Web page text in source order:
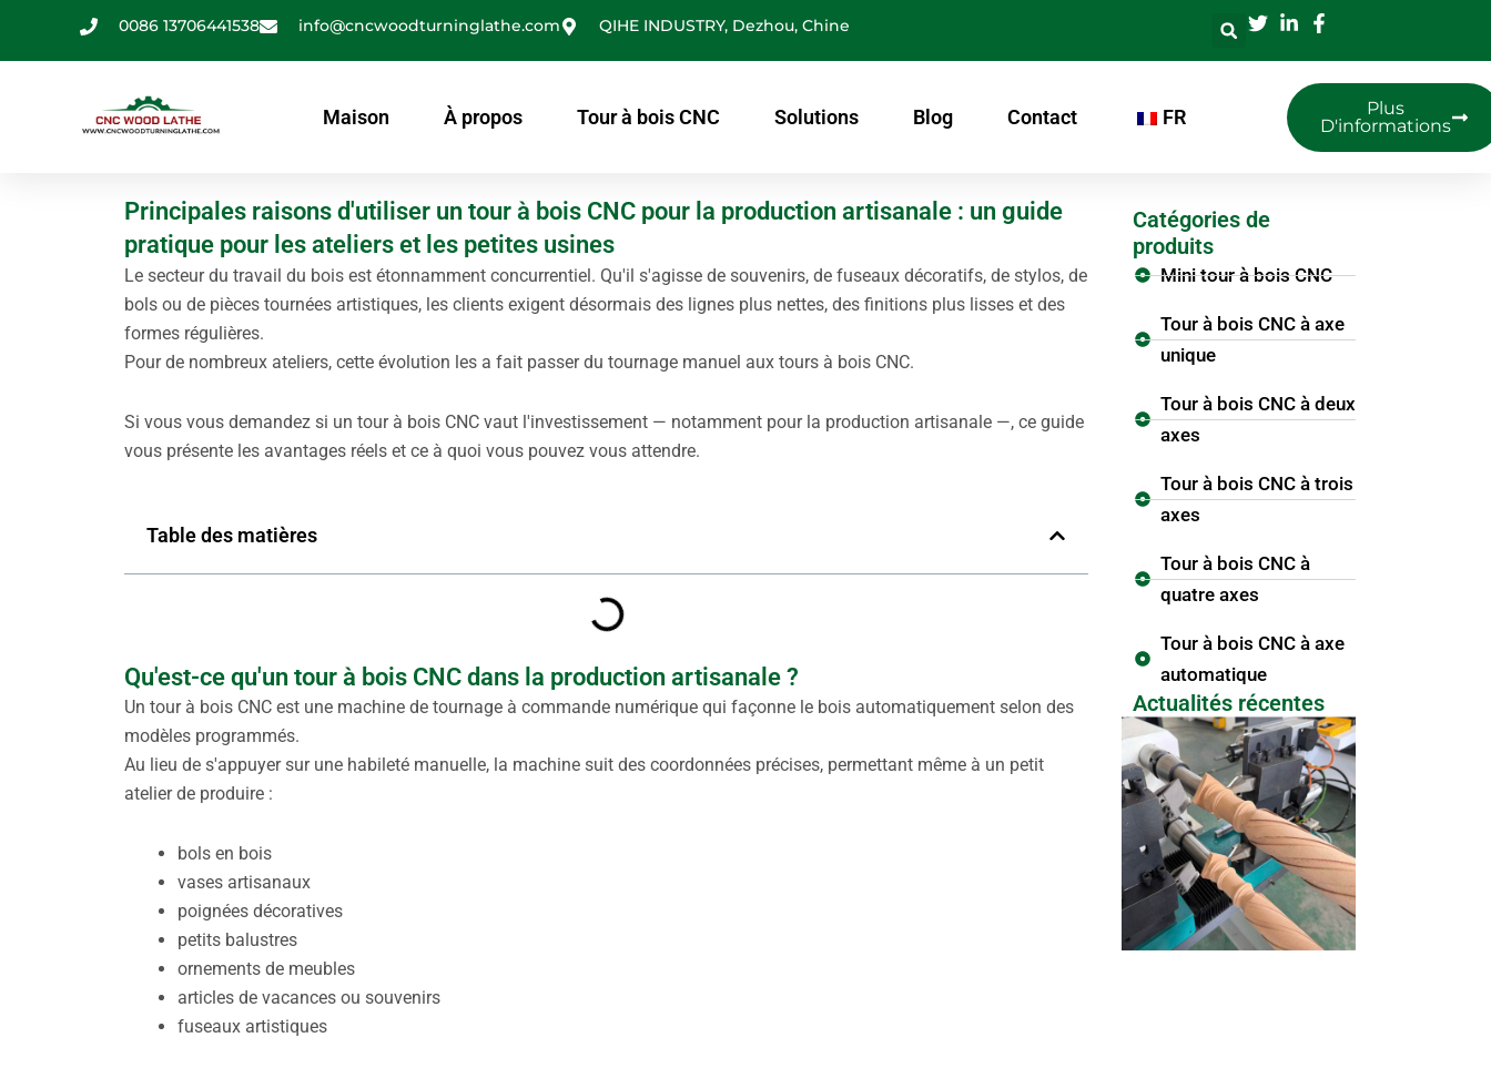
0086 13706441538 info@cncwoodturninglathe.com QIHE INDUSTRY, Dezhou, Chine
Maison À propos Tour à bois CNC Solutions Blog Contact FR
Plus
D'informations
Principales raisons d'utiliser un tour à bois CNC pour la production artisanale : un guide
pratique pour les ateliers et les petites usines
Le secteur du travail du bois est étonnamment concurrentiel. Qu'il s'agisse de souvenirs, de fuseaux décoratifs, de stylos, de
bols ou de pièces tournées artistiques, les clients exigent désormais des lignes plus nettes, des finitions plus lisses et des
formes régulières.
Pour de nombreux ateliers, cette évolution les a fait passer du tournage manuel aux tours à bois CNC.
Si vous vous demandez si un tour à bois CNC vaut l'investissement — notamment pour la production artisanale —, ce guide
vous présente les avantages réels et ce à quoi vous pouvez vous attendre.
Table des matières
Qu'est-ce qu'un tour à bois CNC dans la production artisanale ?
Un tour à bois CNC est une machine de tournage à commande numérique qui façonne le bois automatiquement selon des
modèles programmés.
Au lieu de s'appuyer sur une habileté manuelle, la machine suit des coordonnées précises, permettant même à un petit
atelier de produire :
bols en bois
vases artisanaux
poignées décoratives
petits balustres
ornements de meubles
articles de vacances ou souvenirs
fuseaux artistiques
Catégories de
produits
Mini tour à bois CNC
Tour à bois CNC à axe
unique
Tour à bois CNC à deux
axes
Tour à bois CNC à trois
axes
Tour à bois CNC à
quatre axes
Tour à bois CNC à axe
automatique
Actualités récentes